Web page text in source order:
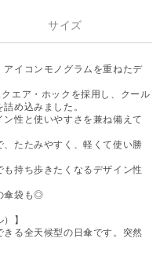
サイズ
イコンモノグラムを重ねたデ
エア・ホックを採用し、クール
め込みました。
性と使いやすさを兼ね備えて
たたみやすく、軽くて使い勝
持ち歩きたくなるデザイン性
傘袋も◎
】
る全天候型の日傘です。突然